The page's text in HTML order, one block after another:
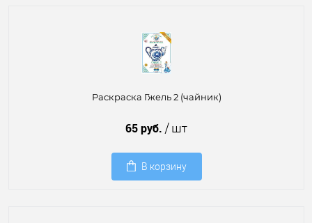
Раскраска Гжель 2 (чайник)
65 руб. / шт
В корзину